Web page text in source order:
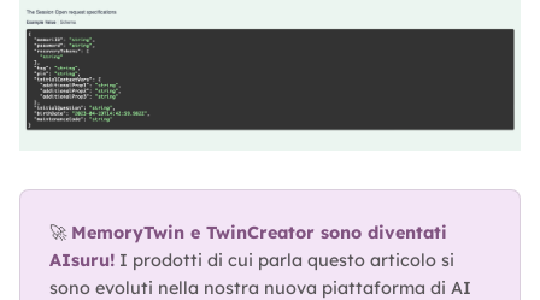
ABOUT
TRUST
CENTER
🚀 MemoryTwin e TwinCreator sono diventati
AIsuru! I prodotti di cui parla questo articolo si
sono evoluti nella nostra nuova piattaforma di AI